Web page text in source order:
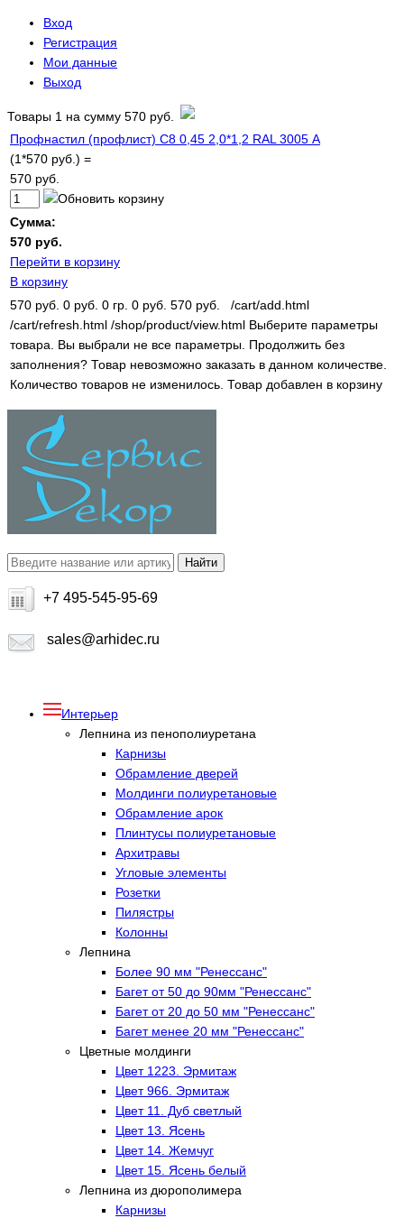
Вход
Регистрация
Мои данные
Выход
Товары 1 на сумму 570 руб.
Профнастил (профлист) С8 0,45 2,0*1,2 RAL 3005 А
(1*570 руб.) =
570 руб.
Сумма:
570 руб.
Перейти в корзину
В корзину
570 руб. 0 руб. 0 гр. 0 руб. 570 руб.
/cart/add.html
/cart/refresh.html /shop/product/view.html Выберите параметры
товара.
Вы выбрали не все параметры. Продолжить без
заполнения? Товар невозможно заказать в данном количестве.
Количество товаров не изменилось. Товар добавлен в корзину
+7 495-545-95-69
sales@arhidec.ru
Интерьер
Лепнина из пенополиуретана
Карнизы
Обрамление дверей
Молдинги полиуретановые
Обрамление арок
Плинтусы полиуретановые
Архитравы
Угловые элементы
Розетки
Пилястры
Колонны
Лепнина
Более 90 мм "Ренессанс"
Багет от 50 до 90мм "Ренессанс"
Багет от 20 до 50 мм "Ренессанс"
Багет менее 20 мм "Ренессанс"
Цветные молдинги
Цвет 1223. Эрмитаж
Цвет 966. Эрмитаж
Цвет 11. Дуб светлый
Цвет 13. Ясень
Цвет 14. Жемчуг
Цвет 15. Ясень белый
Лепнина из дюрополимера
Карнизы